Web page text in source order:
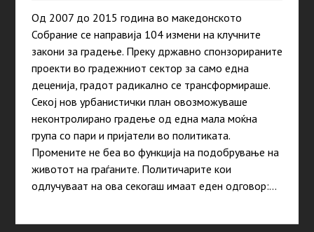
Од 2007 до 2015 година во македонското
Собрание се направија 104 измени на клучните
закони за градење. Преку државно спонзорираните
проекти во градежниот сектор за само една
деценија, градот радикално се трансформираше.
Секој нов урбанистички план овозможуваше
неконтролирано градење од една мала моќна
група со пари и пријатели во политиката.
Промените не беа во функција на подобрување на
животот на граѓаните. Политичарите кои
одлучуваат на ова секогаш имаат еден одговор:…